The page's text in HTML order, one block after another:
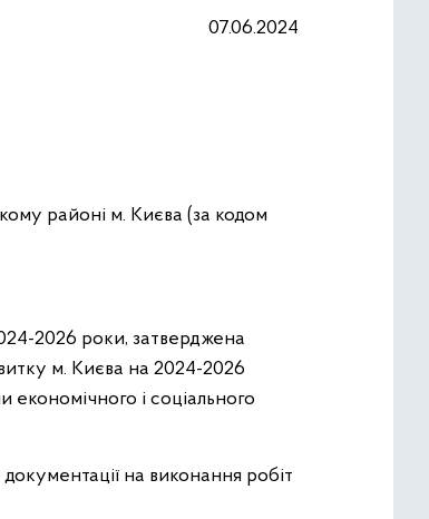
07.06.2024
районі м. Києва (за кодом
2026 роки, затверджена
м. Києва на 2024-2026
і соціального
на виконання робіт